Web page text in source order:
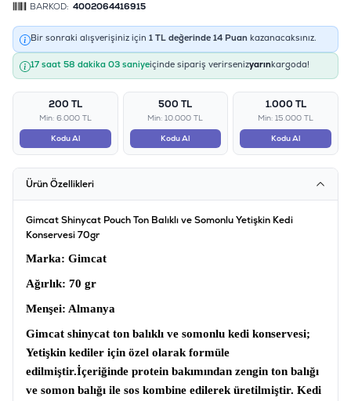
BARKOD: 4002064416915
Bir sonraki alışverişiniz için 1 TL değerinde 14 Puan kazanacaksınız.
17 saat 58 dakika 03 saniyeiçinde sipariş verirsenizyarınkargoda!
200 TL
Min: 6.000 TL
Kodu Al
500 TL
Min: 10.000 TL
Kodu Al
1.000 TL
Min: 15.000 TL
Kodu Al
Ürün Özellikleri
Gimcat Shinycat Pouch Ton Balıklı ve Somonlu Yetişkin Kedi
Konservesi 70gr
Marka: Gimcat
Ağırlık: 70 gr
Menşei: Almanya
Gimcat shinycat ton balıklı ve somonlu kedi konservesi;
Yetişkin kediler için özel olarak formüle
edilmiştir.İçeriğinde protein bakımından zengin ton balığı
ve somon balığı ile sos kombine edilerek üretilmiştir. Kedi